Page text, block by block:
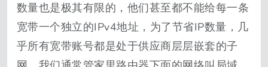
数量也是极其有限的，他们甚至都不能给每一条
宽带一个独立的IPv4地址，为了节省IP数量，几
乎所有宽带账号都是处于供应商层层嵌套的子